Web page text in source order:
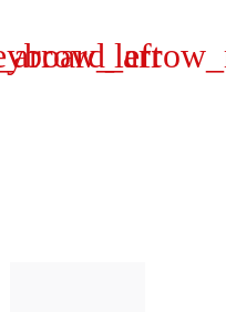
Poprzedni Następny